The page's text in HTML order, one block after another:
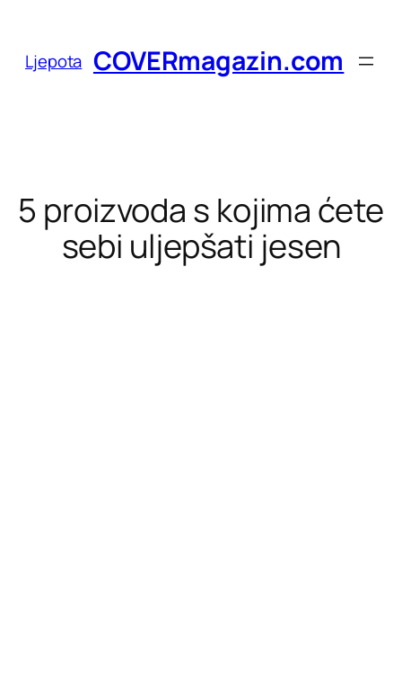
sadržaja
Ljepota COVERmagazin.com
5 proizvoda s kojima ćete
sebi uljepšati jesen